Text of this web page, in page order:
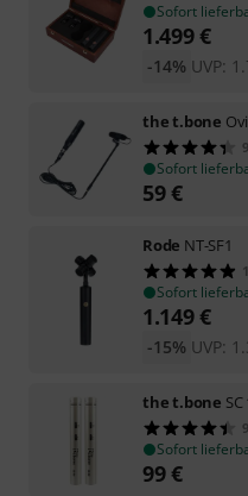
Sofort
1.499€
UVP:
-14%
the t.bone
Sofort
59€
Rode NT-SF1
Sofort
1.149€
UVP:
-15%
the t.bone
Sofort
99€